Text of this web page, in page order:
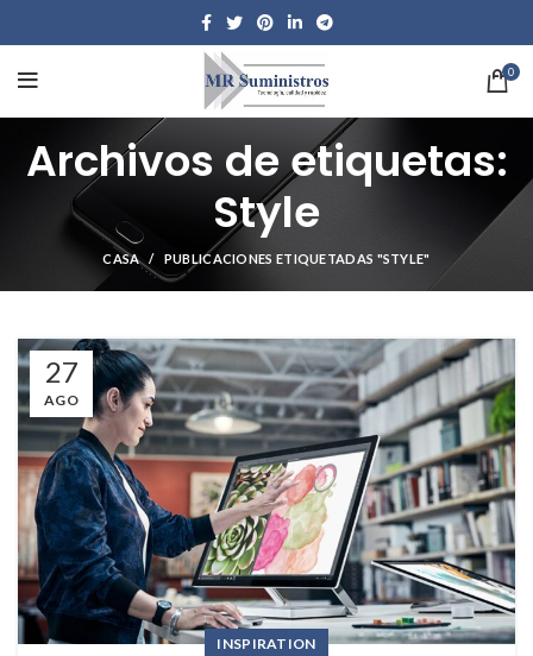
0
Archivos de etiquetas:
Style
CASA PUBLICACIONES ETIQUETADAS "STYLE"
27
AGO
INSPIRATION